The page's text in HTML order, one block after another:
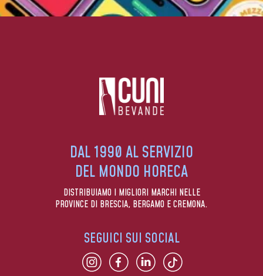
DAL 1990 AL SERVIZIO
DEL MONDO HORECA
DISTRIBUIAMO I MIGLIORI MARCHI NELLE
PROVINCE DI BRESCIA, BERGAMO E CREMONA.
SEGUICI SUI SOCIAL